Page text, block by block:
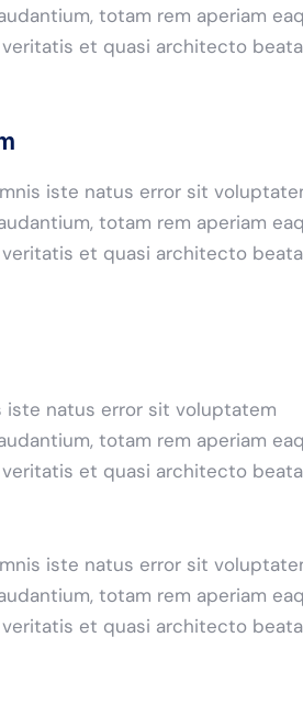
totam rem aperiam
et quasi architecto
iste natus error sit
totam rem aperiam
et quasi architecto
iste natus error sit voluptatem
totam rem aperiam
et quasi architecto
iste natus error sit
totam rem aperiam
et quasi architecto